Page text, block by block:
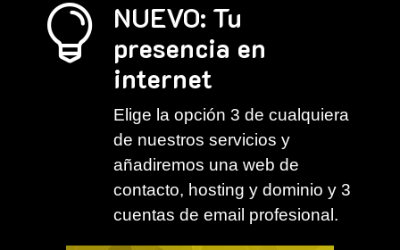

NUEVO: Tu
presencia en
internet
Elige la opción 3 de cualquiera
de nuestros servicios y
añadiremos una web de
contacto, hosting y dominio y 3
cuentas de email profesional.